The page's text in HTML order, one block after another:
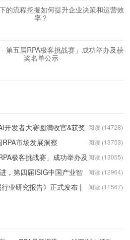
的流程挖掘如何提升企业决策和运营效
率？
· 第五届RPA极客挑战赛」成功举办及获
奖名单公示
阅读 (14728)
开发者大赛圆满收官&获奖
阅读 (13753)
RPA市场发展洞察
中国
阅读 (13055)
极客挑战赛」成功举办及
阅读 (12964)
，第四届ISIG中国产业智
阅读 (11567)
行业研究报告》正式发布 |